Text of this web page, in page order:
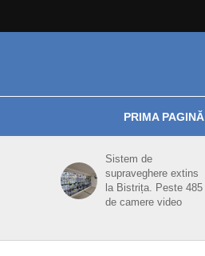
PRIMA PAGINĂ
Sistem de
supraveghere extins
la Bistrița. Peste 485
de camere video